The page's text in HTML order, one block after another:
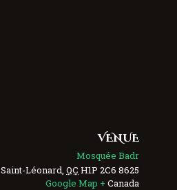
VENUE
Mosquée Badr
8625 Boulevard Langelier
Saint-Léonard QC H1P 2C6
Canada
+ Google Map